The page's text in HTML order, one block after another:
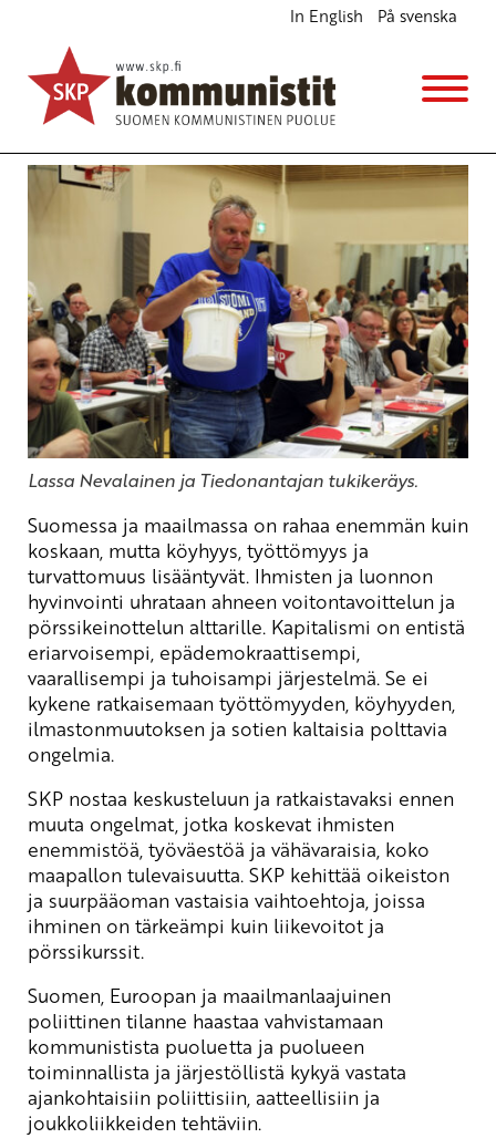
In English På svenska
Johtopäätöksiä SKP:n voimistamiseksi
Ohjelmat
10.6.2013 - 15:31(Muokattu 6.11.2025 - 13:38)
Lassa Nevalainen ja Tiedonantajan tukikeräys.
Suomessa ja maailmassa on rahaa enemmän kuin
koskaan, mutta köyhyys, työttömyys ja
turvattomuus lisääntyvät. Ihmisten ja luonnon
hyvinvointi uhrataan ahneen voitontavoittelun ja
pörssikeinottelun alttarille. Kapitalismi on entistä
eriarvoisempi, epädemokraattisempi,
vaarallisempi ja tuhoisampi järjestelmä. Se ei
kykene ratkaisemaan työttömyyden, köyhyyden,
ilmastonmuutoksen ja sotien kaltaisia polttavia
ongelmia.
SKP nostaa keskusteluun ja ratkaistavaksi ennen
muuta ongelmat, jotka koskevat ihmisten
enemmistöä, työväestöä ja vähävaraisia, koko
maapallon tulevaisuutta. SKP kehittää oikeiston
ja suurpääoman vastaisia vaihtoehtoja, joissa
ihminen on tärkeämpi kuin liikevoitot ja
pörssikurssit.
Suomen, Euroopan ja maailmanlaajuinen
poliittinen tilanne haastaa vahvistamaan
kommunistista puoluetta ja puolueen
toiminnallista ja järjestöllistä kykyä vastata
ajankohtaisiin poliittisiin, aatteellisiin ja
joukkoliikkeiden tehtäviin.